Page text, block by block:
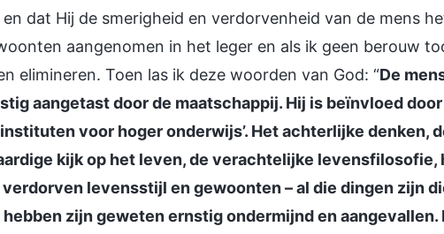
dat Hij de smerigheid en verdorvenheid van de mens
aangenomen in het leger en als ik geen berouw
elimineren. Toen las ik deze woorden van God: “De
aangetast door de maatschappij. Hij is beïnvloed
voor hoger onderwijs’. Het achterlijke denken,
kijk op het leven, de verachtelijke levensfilosofie,
levensstijl en gewoonten – al die dingen zijn
zijn geweten ernstig ondermijnd en aangevallen.